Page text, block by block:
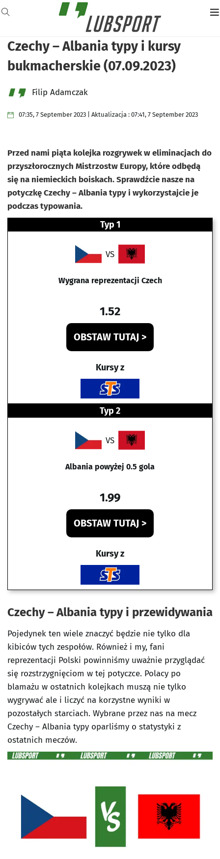
Czechy – Albania typy i kursy
bukmacherskie (07.09.2023)
Filip Adamczak
07:35, 7 September 2023 | Aktualizacja : 07:41, 7 September 2023
Przed nami piąta kolejka rozgrywek w eliminacjach do
przyszłorocznych Mistrzostw Europy, które odbędą
się na niemieckich boiskach. Sprawdźcie nasze na
potyczkę Czechy – Albania typy i wykorzystajcie je
podczas typowania.
Typ 1
VS
Wygrana reprezentacji Czech
1.52
OBSTAW TUTAJ >
Kursy z
Typ 2
VS
Albania powyżej 0.5 gola
1.99
OBSTAW TUTAJ >
Kursy z
Czechy – Albania typy i przewidywania
Pojedynek ten wiele znaczyć będzie nie tylko dla
kibiców tych zespołów. Również i my, fani
reprezentacji Polski powinniśmy uważnie przyglądać
się rozstrzygnięciom w tej potyczce. Polacy po
blamażu w ostatnich kolejkach muszą nie tylko
wygrywać ale i liczyć na korzystne wyniki w
pozostałych starciach. Wybrane przez nas na mecz
Czechy – Albania typy oparliśmy o statystyki z
ostatnich meczów.